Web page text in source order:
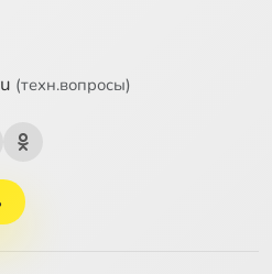
(техн.вопросы)